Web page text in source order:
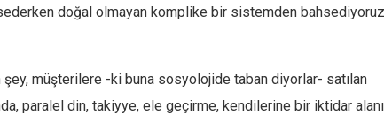
doğal olmayan komplike bir sistemden bahsediyoruz
müşterilere -ki buna sosyolojide taban diyorlar- satılan
paralel din, takiyye, ele geçirme, kendilerine bir iktidar alanı